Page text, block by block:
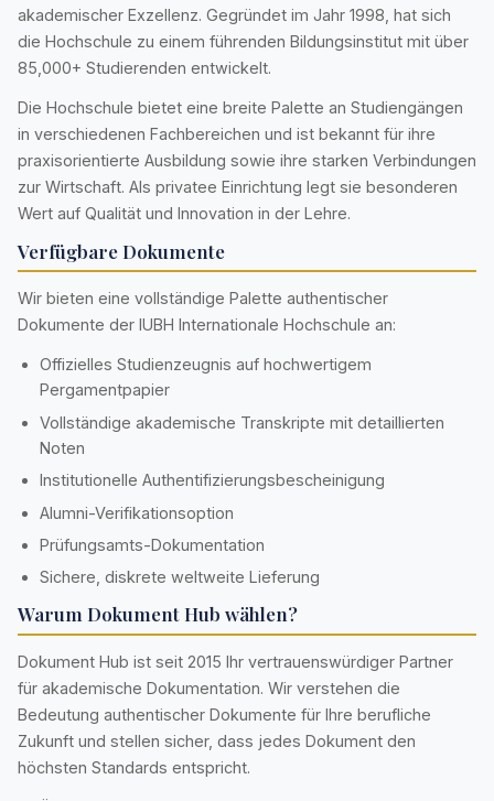
akademischer Exzellenz. Gegründet im Jahr 1998, hat sich
die Hochschule zu einem führenden Bildungsinstitut mit über
85,000+ Studierenden entwickelt.
Die Hochschule bietet eine breite Palette an Studiengängen
in verschiedenen Fachbereichen und ist bekannt für ihre
praxisorientierte Ausbildung sowie ihre starken Verbindungen
zur Wirtschaft. Als privatee Einrichtung legt sie besonderen
Wert auf Qualität und Innovation in der Lehre.
Verfügbare Dokumente
Wir bieten eine vollständige Palette authentischer
Dokumente der IUBH Internationale Hochschule an:
Offizielles Studienzeugnis auf hochwertigem
Pergamentpapier
Vollständige akademische Transkripte mit detaillierten
Noten
Institutionelle Authentifizierungsbescheinigung
Alumni-Verifikationsoption
Prüfungsamts-Dokumentation
Sichere, diskrete weltweite Lieferung
Warum Dokument Hub wählen?
Dokument Hub ist seit 2015 Ihr vertrauenswürdiger Partner
für akademische Dokumentation. Wir verstehen die
Bedeutung authentischer Dokumente für Ihre berufliche
Zukunft und stellen sicher, dass jedes Dokument den
höchsten Standards entspricht.